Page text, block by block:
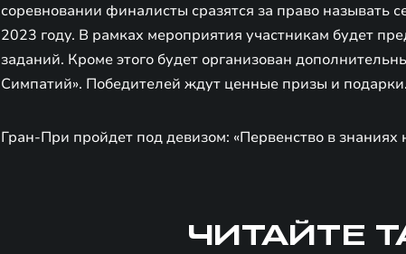
соревновании финалисты сразятся за право называть
2023 году. В рамках мероприятия участникам будет
заданий. Кроме этого будет организован
Симпатий». Победителей ждут ценные призы и подарки.
Гран-При пройдет под девизом: «Первенство в знаниях
ЧИТАЙТЕ